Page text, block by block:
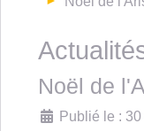
Noël de
DétailsPublié le :